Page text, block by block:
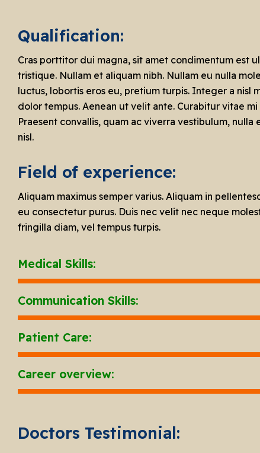
Qualification:
Cras porttitor dui magna, sit amet condimentum est
tristique. Nullam et aliquam nibh. Nullam eu nulla
luctus, lobortis eros eu, pretium turpis. Integer a nisl
dolor tempus. Aenean ut velit ante. Curabitur vitae
Praesent convallis, quam ac viverra vestibulum,
nisl.
Field of experience:
Aliquam maximus semper varius. Aliquam in
eu consectetur purus. Duis nec velit nec neque
fringilla diam, vel tempus turpis.
Medical Skills:
Communication Skills:
Patient Care:
Career overview:
Doctors Testimonial: